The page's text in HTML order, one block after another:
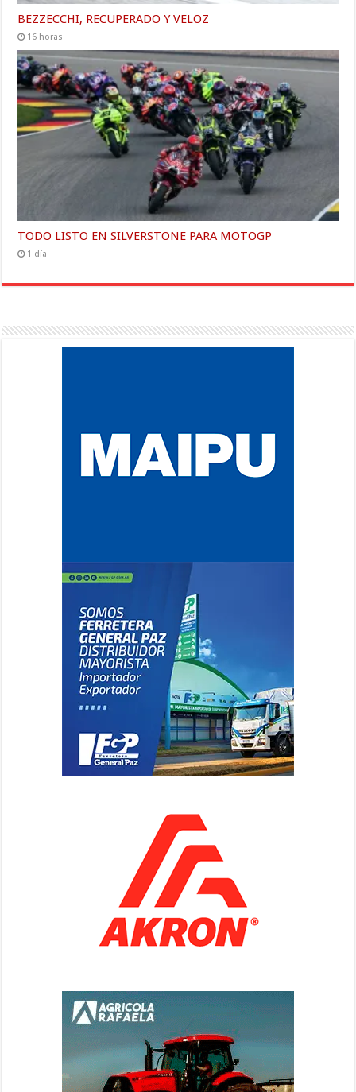
BEZZECCHI, RECUPERADO Y VELOZ
16 horas
TODO LISTO EN SILVERSTONE PARA MOTOGP
1 día